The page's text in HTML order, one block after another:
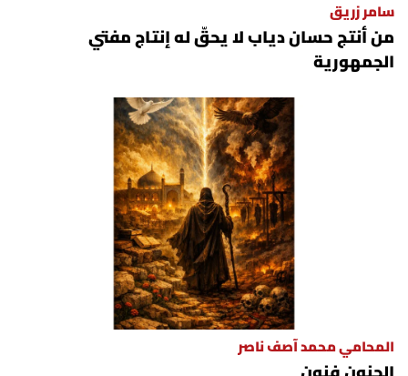
سامر زريق
من أنتج حسان دياب لا يحقّ له إنتاج مفتي
الجمهورية
المحامي محمد آصف ناصر